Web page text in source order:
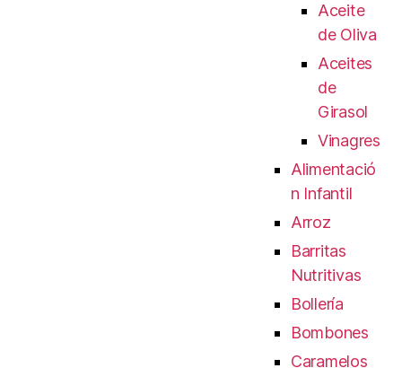
Aceite
de Oliva
Aceites
de
Girasol
Vinagres
Alimentació
n Infantil
Arroz
Barritas
Nutritivas
Bollería
Bombones
Caramelos